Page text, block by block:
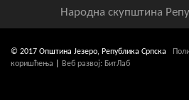
Народна скупштина
© 2017 Општина Језеро, Република Српска
коришћења
Веб развој: БитЛаб